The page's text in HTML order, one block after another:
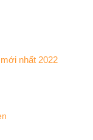
nhất 2022